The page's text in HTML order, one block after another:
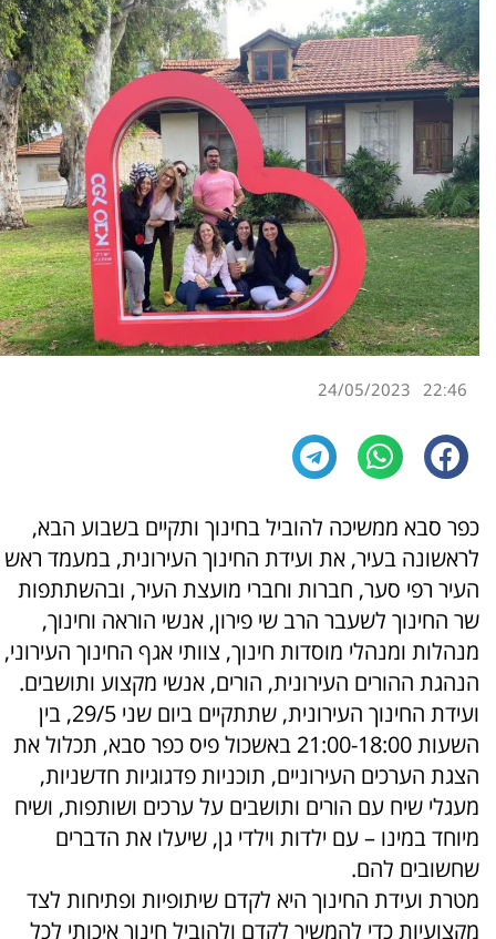
22:46
24/05/2023
כפר סבא ממשיכה להוביל בחינוך ותקיים בשבוע הבא,
לראשונה בעיר, את ועידת החינוך העירונית, במעמד ראש
העיר רפי סער, חברות וחברי מועצת העיר, ובהשתתפות
שר החינוך לשעבר הרב שי פירון, אנשי הוראה וחינוך,
מנהלות ומנהלי מוסדות חינוך, צוותי אגף החינוך העירוני,
הנהגת ההורים העירונית, הורים, אנשי מקצוע ותושבים.
ועידת החינוך העירונית, שתתקיים ביום שני 29/5, בין
השעות 21:00-18:00 באשכול פיס כפר סבא, תכלול את
הצגת הערכים העירוניים, תוכניות פדגוגיות חדשניות,
מעגלי שיח עם הורים ותושבים על ערכים ושותפות, ושיח
מיוחד במינו – עם ילדות וילדי גן, שיעלו את הדברים
שחשובים להם.
מטרת ועידת החינוך היא לקדם שיתופיות ופתיחות לצד
מקצועיות כדי להמשיך לקדם ולהוביל חינוך איכותי לכל